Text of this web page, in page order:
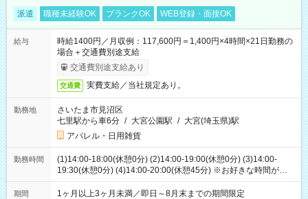
派遣 職種未経験OK ブランクOK WEB登録・面接OK
給与
時給1400円／月収例：117,600円＝1,400円×4時間×21日勤務の
場合＋交通費別途支給
交通費別途支給あり
交通費 実費支給／当社規定あり。
勤務地
さいたま市見沼区
七里駅から車6分 / 大宮公園駅 / 大宮(埼玉県)駅
アパレル・日用雑貨
勤務時間
(1)14:00-18:00(休憩0分) (2)14:00-19:00(休憩0分) (3)14:00-
19:30(休憩0分) (4)14:00-20:00(休憩45分) ※お好きな時間が選べ
ます
期間 1ヶ月以上3ヶ月未満／即日～8月末までの期間限定